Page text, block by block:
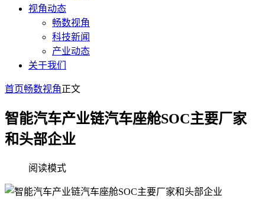
视角动态
畅数视角
科技新闻
产业动态
关于我们
首页畅数视角正文
智能汽车产业链汽车座舱SOC主要厂家
和头部企业
阅读模式